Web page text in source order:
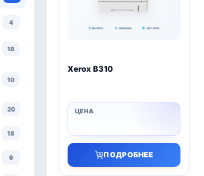
4
18
10
20
18
6
Xerox B310
ПОДРОБНЕЕ